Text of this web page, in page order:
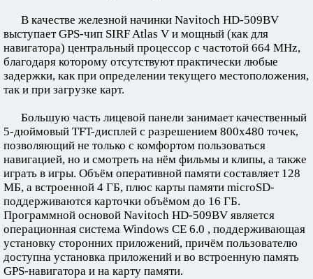
В качестве железной начинки Navitoch HD-509BV
выступает GPS-чип SIRF Atlas V и мощный (как для
навигатора) центральный процессор с частотой 664 MHz,
благодаря которому отсутствуют практически любые
задержки, как при определении текущего местоположения,
так и при загрузке карт.
Большую часть лицевой панели занимает качественный
5-дюймовый TFT-дисплей с разрешением 800x480 точек,
позволяющий не только с комфортом пользоваться
навигацией, но и смотреть на нём фильмы и клипы, а также
играть в игры. Объём оперативной памяти составляет 128
МБ, а встроенной 4 ГБ, плюс карты памяти microSD-
поддерживаются карточки объёмом до 16 ГБ.
Программной основой Navitoch HD-509BV является
операционная система Windows CE 6.0 , поддерживающая
установку сторонних приложений, причём пользователю
доступна установка приложений и во встроенную память
GPS-навигатора и на карту памяти.